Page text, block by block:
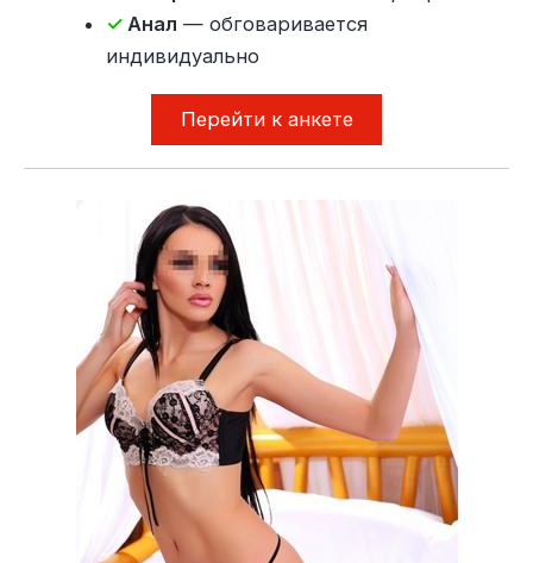
✓ Анал — обговаривается
индивидуально
Перейти к анкете